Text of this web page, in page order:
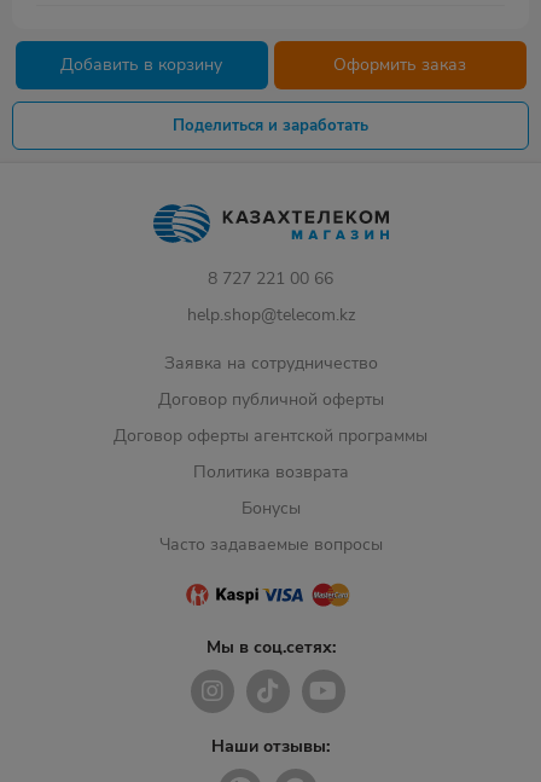
Добавить в корзину Оформить заказ
Поделиться и заработать
8 727 221 00 66
help.shop@telecom.kz
Заявка на сотрудничество
Договор публичной оферты
Договор оферты агентской программы
Политика возврата
Бонусы
Часто задаваемые вопросы
Мы в соц.сетях:
Наши отзывы: